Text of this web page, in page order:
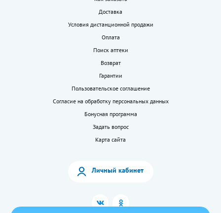
Доставка
Условия дистанционной продажи
Оплата
Поиск аптеки
Возврат
Гарантии
Пользовательское соглашение
Согласие на обработку персональных данных
Бонусная программа
Задать вопрос
Карта сайта
Личный кабинет